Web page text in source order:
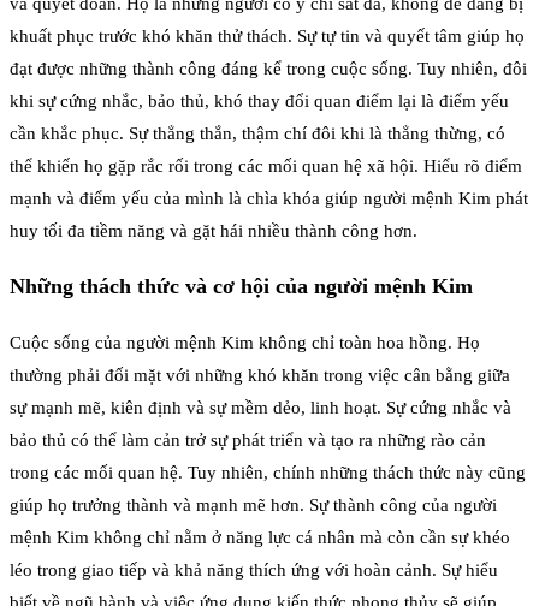
khuất phục trước khó khăn thử thách. Sự tự tin và quyết tâm giúp họ
đạt được những thành công đáng kể trong cuộc sống. Tuy nhiên, đôi
khi sự cứng nhắc, bảo thủ, khó thay đổi quan điểm lại là điểm yếu
cần khắc phục. Sự thẳng thắn, thậm chí đôi khi là thẳng thừng, có
thể khiến họ gặp rắc rối trong các mối quan hệ xã hội. Hiểu rõ điểm
mạnh và điểm yếu của mình là chìa khóa giúp người mệnh Kim phát
huy tối đa tiềm năng và gặt hái nhiều thành công hơn.
Những thách thức và cơ hội của người mệnh Kim
Cuộc sống của người mệnh Kim không chỉ toàn hoa hồng. Họ
thường phải đối mặt với những khó khăn trong việc cân bằng giữa
sự mạnh mẽ, kiên định và sự mềm dẻo, linh hoạt. Sự cứng nhắc và
bảo thủ có thể làm cản trở sự phát triển và tạo ra những rào cản
trong các mối quan hệ. Tuy nhiên, chính những thách thức này cũng
giúp họ trưởng thành và mạnh mẽ hơn. Sự thành công của người
mệnh Kim không chỉ nằm ở năng lực cá nhân mà còn cần sự khéo
léo trong giao tiếp và khả năng thích ứng với hoàn cảnh. Sự hiểu